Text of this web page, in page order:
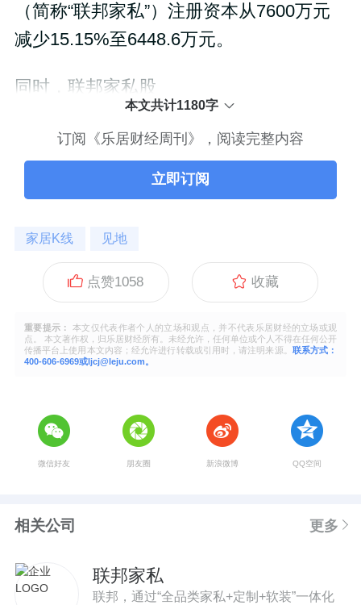
（简称“联邦家私”）注册资本从7600万元
减少15.15%至6448.6万元。
同时，联邦家私股
本文共计1180字
订阅《乐居财经周刊》，阅读完整内容
立即订阅
家居K线 见地
点赞1058 收藏
重要提示：
本文仅代表作者个人的立场和观点，并不代表乐居财经的立场或观
点。 本文著作权，归乐居财经所有。未经允许，任何单位或个人不得在任何公开
传播平台上使用本文内容；经允许进行转载或引用时，请注明来源。 联系方式：
400-606-6969或ljcj@leju.com。
微信好友 朋友圈 新浪微博 QQ空间
相关公司 更多
联邦家私
联邦，通过“全品类家私+定制+软装”一体化